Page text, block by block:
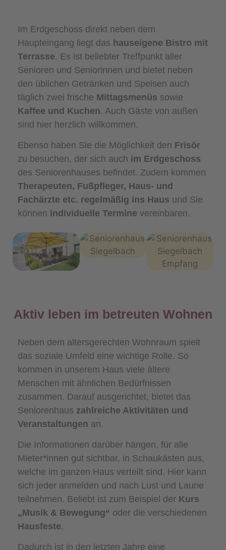
Im Erdgeschoss direkt neben dem
Haupteingang liegt das hauseigene Bistro mit
Terrasse. Es ist beliebter Treffpunkt aller
Senioren und Seniorinnen und bietet neben
den üblichen Getränken und Speisen auch
täglich zwei frische Mittagsmenüs sowie
Kaffee und Kuchen. Auch Gäste von außen
sind hier herzlich willkommen.
Ebenso haben Sie die Möglichkeit den Frisör
zu besuchen, der sich auch im Erdgeschoss
des Seniorenhauses befindet. Zudem kommen
Therapeuten, Fußpfleger, Haus- und
Fachärzte etc. regelmäßig ins Haus und Sie
können individuelle Termine vereinbaren.
Aktiv leben im betreuten Wohnen
Neben dem altersgerechten Wohnraum spielt
das soziale Umfeld eine wichtige Rolle. So
kommen in unserem Haus viele ältere
Menschen mit ähnlichen Bedürfnissen
zusammen. Darauf ausgerichtet, bietet das
Seniorenhaus zahlreiche Aktivitäten und
Veranstaltungen an.
Die Informationen darüber hängen, für alle
Mieter*innen gut sichtbar, in Schaukästen aus,
welche im ganzen Haus verteilt sind. Hier kann
sich jeder anmelden und nach Lust und Laune
teilnehmen. Beliebt ist zum Beispiel der Kurs
„Musik & Bewegung“ oder die verschiedenen
Hausfeste.
Dadurch ist in den letzten Jahre eine